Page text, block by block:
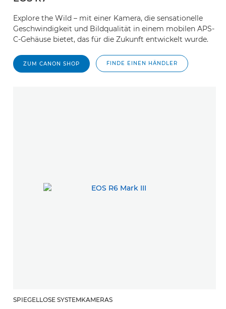
Explore the Wild – mit einer Kamera, die sensationelle
Geschwindigkeit und Bildqualität in einem mobilen APS-
C-Gehäuse bietet, das für die Zukunft entwickelt wurde.
ZUM CANON SHOP FINDE EINEN HÄNDLER
SPIEGELLOSE SYSTEMKAMERAS